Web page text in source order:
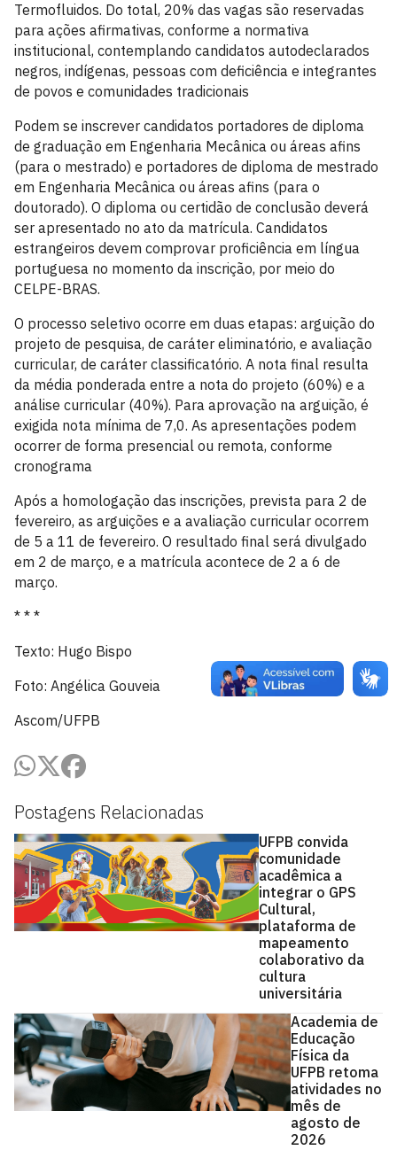
Postagens Relacionadas
UFPB convida
comunidade
acadêmica a
integrar o GPS
Cultural,
plataforma de
mapeamento
colaborativo da
cultura
universitária
Academia de
Educação
Física da
UFPB retoma
atividades no
mês de
agosto de
2026
Termofluidos. Do total, 20% das vagas são reservadas
para ações afirmativas, conforme a normativa
institucional, contemplando candidatos autodeclarados
negros, indígenas, pessoas com deficiência e integrantes
de povos e comunidades tradicionais
Podem se inscrever candidatos portadores de diploma
de graduação em Engenharia Mecânica ou áreas afins
(para o mestrado) e portadores de diploma de mestrado
em Engenharia Mecânica ou áreas afins (para o
doutorado). O diploma ou certidão de conclusão deverá
ser apresentado no ato da matrícula. Candidatos
estrangeiros devem comprovar proficiência em língua
portuguesa no momento da inscrição, por meio do
CELPE-BRAS.
O processo seletivo ocorre em duas etapas: arguição do
projeto de pesquisa, de caráter eliminatório, e avaliação
curricular, de caráter classificatório. A nota final resulta
da média ponderada entre a nota do projeto (60%) e a
análise curricular (40%). Para aprovação na arguição, é
exigida nota mínima de 7,0. As apresentações podem
ocorrer de forma presencial ou remota, conforme
cronograma
Após a homologação das inscrições, prevista para 2 de
fevereiro, as arguições e a avaliação curricular ocorrem
de 5 a 11 de fevereiro. O resultado final será divulgado
em 2 de março, e a matrícula acontece de 2 a 6 de
março.
* * *
Texto: Hugo Bispo
Foto: Angélica Gouveia
Ascom/UFPB